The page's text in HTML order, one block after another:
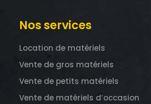
Nos services
Location de matériels
Vente de gros matériels
Vente de petits matériels
Vente de matériels d’occasion